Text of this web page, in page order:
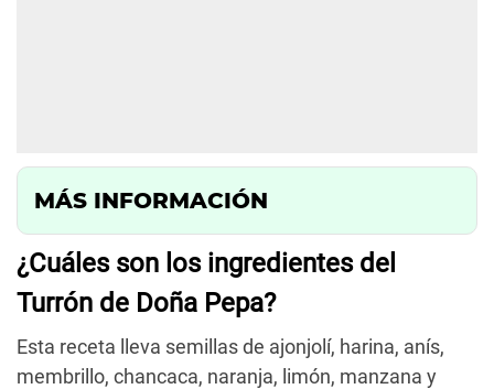
MÁS INFORMACIÓN
¿Cuáles son los ingredientes del
Turrón de Doña Pepa?
Esta receta lleva semillas de ajonjolí, harina, anís,
membrillo, chancaca, naranja, limón, manzana y